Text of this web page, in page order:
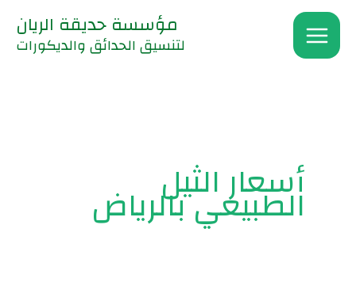
تخطي
المحتوى
مؤسسة حديقة الريان
لتنسيق الحدائق والديكورات
أسعار الثيل
الطبيعي بالرياض